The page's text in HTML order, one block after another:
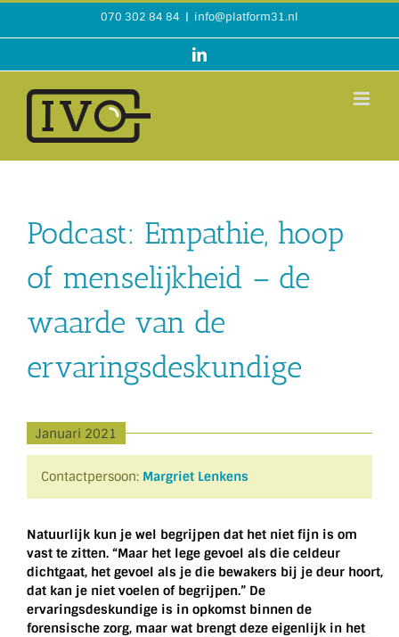
Ga
070 302 84 84 | info@platform31.nl
LinkedIn
Podcast: Empathie, hoop
of menselijkheid – de
waarde van de
ervaringsdeskundige
Januari 2021
Contactpersoon: Margriet Lenkens
Natuurlijk kun je wel begrijpen dat het niet fijn is om
vast te zitten. “Maar het lege gevoel als die celdeur
dichtgaat, het gevoel als je die bewakers bij je deur hoort,
dat kan je niet voelen of begrijpen.” De
ervaringsdeskundige is in opkomst binnen de
forensische zorg, maar wat brengt deze eigenlijk in het